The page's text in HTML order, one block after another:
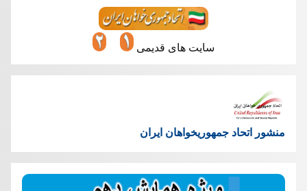
سایت های قدیمی
منشور اتحاد جمهوریخواهان ایران